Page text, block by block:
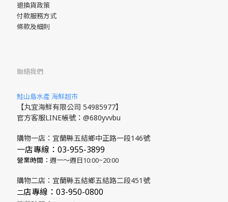
退換貨政策
付款服務方式
條款及細則
聯絡我們
鮭山島水產 海鮮超市
【丸宜海鮮有限公司 54985977】
官方客服LINE帳號：@680yvvbu
購物一店：宜蘭縣五結鄉中正路一段146號
一店專線：03-955-3899
營業時間： 週一～週日10:00~20:00
購物二店：宜蘭縣五結鄉五結路二段451號
​二店專線 ：03-950-0800